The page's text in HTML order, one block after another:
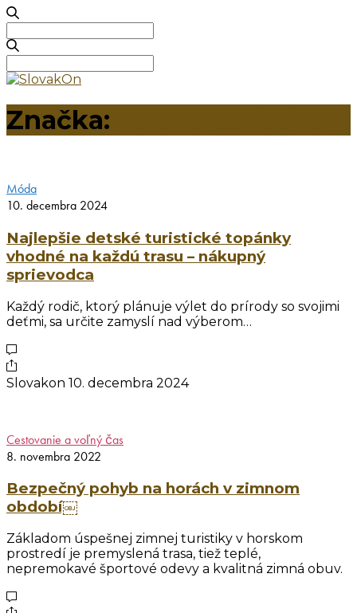
for:
for:
Značka:
Móda
10. decembra 2024
Najlepšie detské turistické topánky
vhodné na každú trasu – nákupný
sprievodca
Každý rodič, ktorý plánuje výlet do prírody so svojimi
deťmi, sa určite zamyslí nad výberom…
Slovakon 10. decembra 2024
Cestovanie a voľný čas
8. novembra 2022
Bezpečný pohyb na horách v zimnom
období￼
Základom úspešnej zimnej turistiky v horskom
prostredí je premyslená trasa, tiež teplé,
nepremokavé športové odevy a kvalitná zimná obuv.